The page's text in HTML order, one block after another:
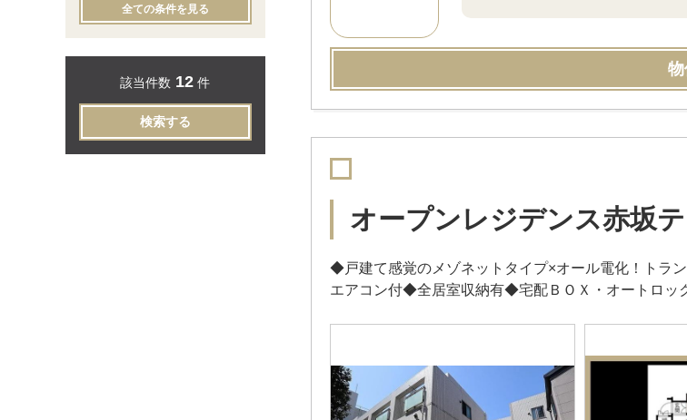
オープンレジデンス赤坂
◆戸建て感覚のメゾネットタイプ×オール電化！トラ
エアコン付◆全居室収納有◆宅配ＢＯＸ・オートロッ
全ての条件を見る
該当件数 12 件
検索する